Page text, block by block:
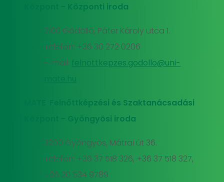
Központ - Központi iroda
2100 Gödöllő, Páter Károly utca 1.
Telefon: +36 30 272 0206
E-mail:
felnottkepzes.godollo@uni-
MATE Felnőttképzési és Szaktanácsadási
Központ - Gyöngyösi iroda
3200 Gyöngyös, Mátrai út 36.
Telefon: +36 37 518 326, +36 37 518 327,
+36 20 534 9789